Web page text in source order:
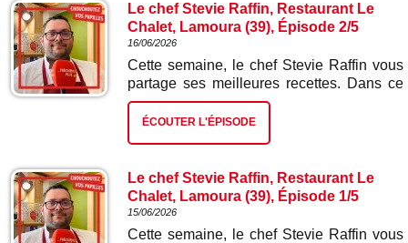
Le chef Stevie Raffin, Restaurant Le
Chalet, Lamoura (39), Épisode 2/5
16/06/2026
Cette semaine, le chef Stevie Raffin vous
partage ses meilleures recettes. Dans ce
deuxième épisode : vol au vent sauce
morilles.
ÉCOUTER L'ÉPISODE
Le chef Stevie Raffin, Restaurant Le
Chalet, Lamoura (39), Épisode 1/5
15/06/2026
Cette semaine, le chef Stevie Raffin vous